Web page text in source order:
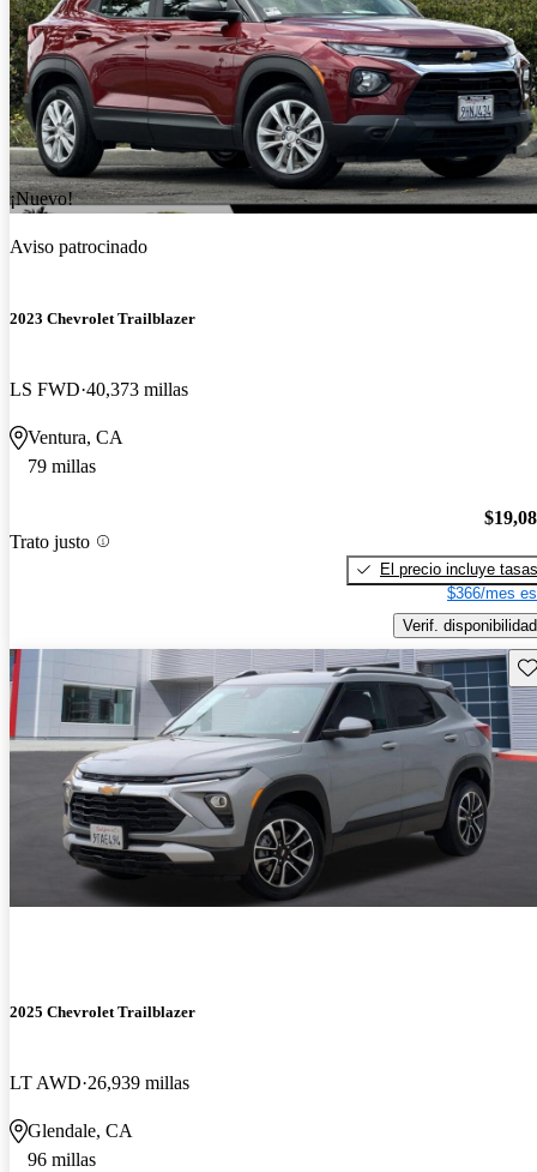
¡Nuevo!
Aviso patrocinado
2023 Chevrolet Trailblazer
LS FWD 40,373 millas
Ventura, CA
79 millas
Trato justo
El precio incluye tasas
$366/mes
Verif. disponibilidad
2025 Chevrolet Trailblazer
LT AWD 26,939 millas
Glendale, CA
96 millas